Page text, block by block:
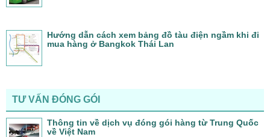
Hướng dẫn cách xem bảng đồ tàu điện ngầm khi đi
mua hàng ở Bangkok Thái Lan
TƯ VẤN ĐÓNG GÓI
Thông tin về dịch vụ đóng gói hàng từ Trung Quốc
về Việt Nam